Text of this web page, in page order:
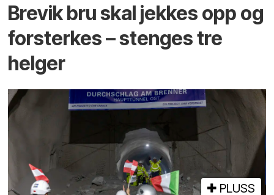
Brevik bru skal jekkes opp og
forsterkes – stenges tre
helger
PLUSS